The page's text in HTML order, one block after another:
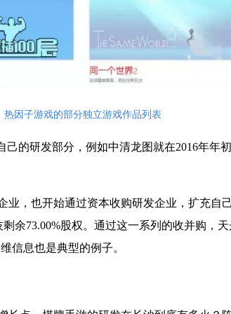
热因子游戏的部分独立游戏作品列表
己的研发部分，例如中清龙图就在2016年年
，也开始通过资本收购研发企业，扩充自
剩余73.00%股权。通过这一系列的收并购，
信息也是典型的例子。